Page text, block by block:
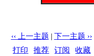
‹‹ 上一主题 | 下一主题 ››
打印 |推荐 |订阅 |收藏